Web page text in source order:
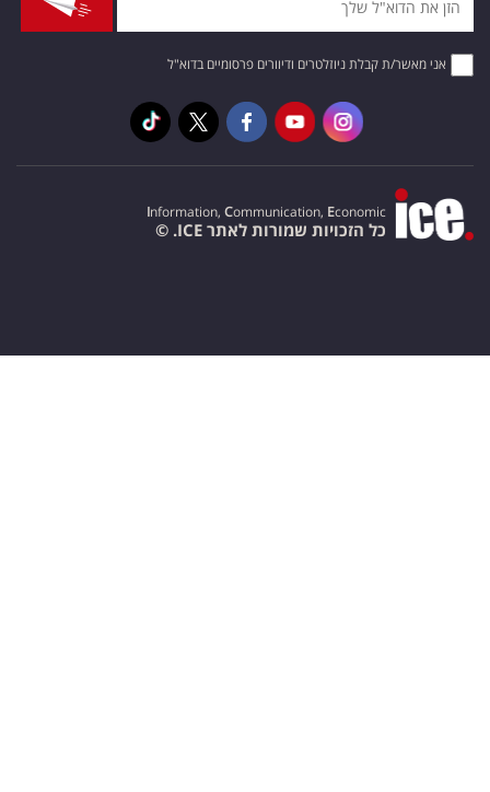
אני מאשר/ת קבלת ניוזלטרים ודיוורים פרסומיים בדוא"ל
Information, Communication, Economic
כל הזכויות שמורות לאתר ICE. ©